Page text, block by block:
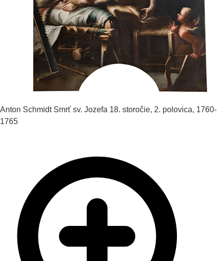
Anton Schmidt Smrť sv. Jozefa 18. storočie, 2. polovica, 1760-
1765